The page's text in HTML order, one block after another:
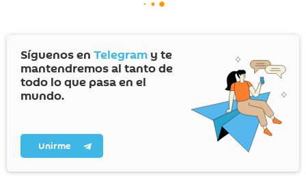
Síguenos en Telegram y te
mantendremos al tanto de
todo lo que pasa en el
mundo.
Unirme